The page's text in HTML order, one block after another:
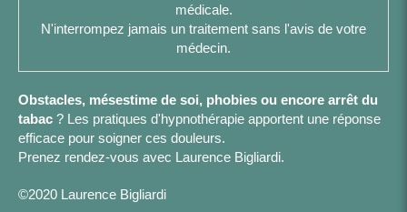
médicale.
N'interrompez jamais un traitement sans l'avis de votre
médecin.
Obstacles, mésestime de soi, phobies ou encore arrêt du
tabac ? Les pratiques d'hypnothérapie apportent une réponse
efficace pour soigner ces douleurs.
Prenez rendez-vous avec Laurence Bigliardi.
©2020 Laurence Bigliardi